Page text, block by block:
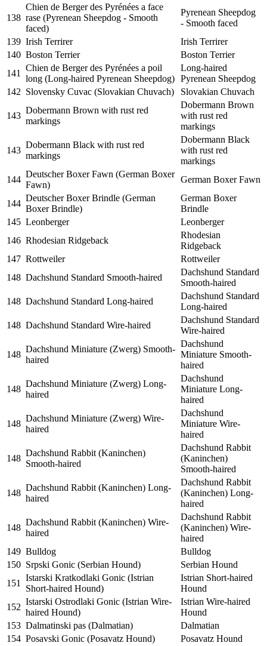
138
Chien de Berger des Pyrénées a face
rase (Pyrenean Sheepdog - Smooth
faced)
Pyrenean Sheepdog
- Smooth faced
139 Irish Terrirer
Irish Terrirer
140 Boston Terrier
Boston Terrier
141
Chien de Berger des Pyrénées a poil
long (Long-haired Pyrenean Sheepdog)
Long-haired
Pyrenean Sheepdog
142 Slovensky Cuvac (Slovakian Chuvach) Slovakian Chuvach
143
Dobermann Brown with rust red
markings
Dobermann Brown
with rust red
markings
143
Dobermann Black with rust red
markings
Dobermann Black
with rust red
markings
144
Deutscher Boxer Fawn (German Boxer
Fawn)
German Boxer Fawn
144
Deutscher Boxer Brindle (German
Boxer Brindle)
German Boxer
Brindle
145 Leonberger
Leonberger
146 Rhodesian Ridgeback
Rhodesian
Ridgeback
147 Rottweiler
Rottweiler
148 Dachshund Standard Smooth-haired
Dachshund Standard
Smooth-haired
148 Dachshund Standard Long-haired
Dachshund Standard
Long-haired
148 Dachshund Standard Wire-haired
Dachshund Standard
Wire-haired
148
Dachshund Miniature (Zwerg) Smooth-
haired
Dachshund
Miniature Smooth-
haired
148
Dachshund Miniature (Zwerg) Long-
haired
Dachshund
Miniature Long-
haired
148
Dachshund Miniature (Zwerg) Wire-
haired
Dachshund
Miniature Wire-
haired
148
Dachshund Rabbit (Kaninchen)
Smooth-haired
Dachshund Rabbit
(Kaninchen)
Smooth-haired
148
Dachshund Rabbit (Kaninchen) Long-
haired
Dachshund Rabbit
(Kaninchen) Long-
haired
148
Dachshund Rabbit (Kaninchen) Wire-
haired
Dachshund Rabbit
(Kaninchen) Wire-
haired
149 Bulldog
Bulldog
150 Srpski Gonic (Serbian Hound)
Serbian Hound
151
Istarski Kratkodlaki Gonic (Istrian
Short-haired Hound)
Istrian Short-haired
Hound
152
Istarski Ostrodlaki Gonic (Istrian Wire-
haired Hound)
Istrian Wire-haired
Hound
153 Dalmatinski pas (Dalmatian)
Dalmatian
154 Posavski Gonic (Posavatz Hound) Posavatz Hound